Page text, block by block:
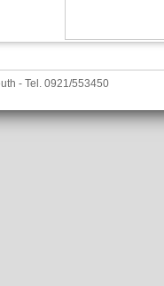
- Tel. 0921/553450